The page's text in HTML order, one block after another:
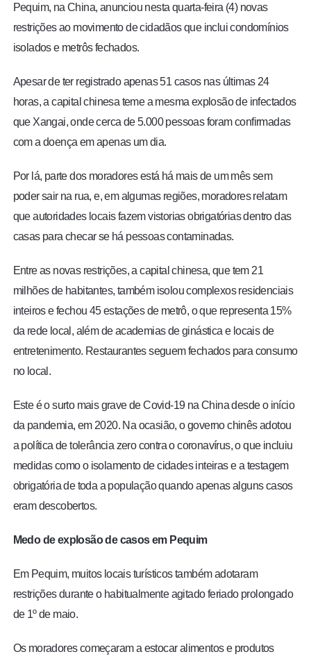
FOTOS
COLUNISTAS
Pequim, na China, anunciou nesta quarta-feira (4) novas
restrições ao movimento de cidadãos que inclui condomínios
isolados e metrôs fechados.
Apesar de ter registrado apenas 51 casos nas últimas 24
horas, a capital chinesa teme a mesma explosão de infectados
que Xangai, onde cerca de 5.000 pessoas foram confirmadas
com a doença em apenas um dia.
Por lá, parte dos moradores está há mais de um mês sem
poder sair na rua, e, em algumas regiões, moradores relatam
que autoridades locais fazem vistorias obrigatórias dentro das
casas para checar se há pessoas contaminadas.
Entre as novas restrições, a capital chinesa, que tem 21
milhões de habitantes, também isolou complexos residenciais
inteiros e fechou 45 estações de metrô, o que representa 15%
da rede local, além de academias de ginástica e locais de
entretenimento. Restaurantes seguem fechados para consumo
no local.
Este é o surto mais grave de Covid-19 na China desde o início
da pandemia, em 2020. Na ocasião, o governo chinês adotou
a política de tolerância zero contra o coronavírus, o que incluiu
medidas como o isolamento de cidades inteiras e a testagem
obrigatória de toda a população quando apenas alguns casos
eram descobertos.
Medo de explosão de casos em Pequim
Em Pequim, muitos locais turísticos também adotaram
restrições durante o habitualmente agitado feriado prolongado
de 1º de maio.
Os moradores começaram a estocar alimentos e produtos